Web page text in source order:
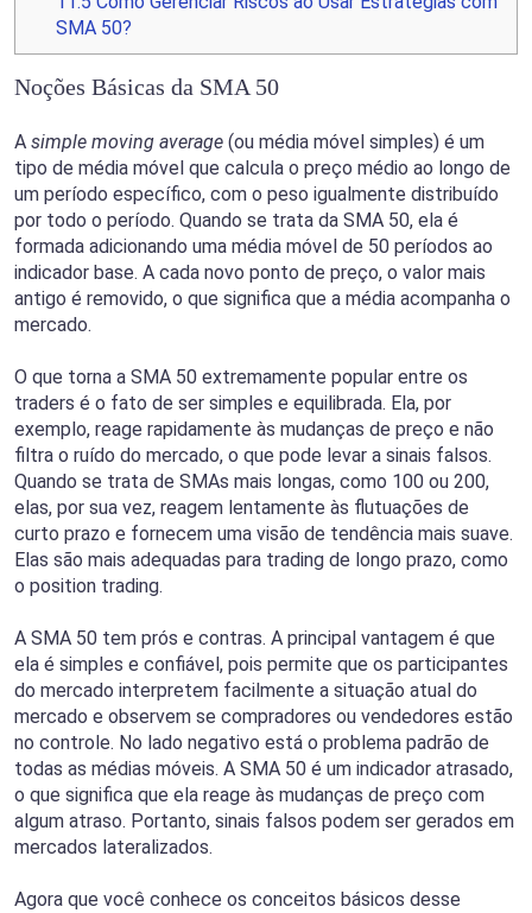
SMA 50?
Noções Básicas da SMA 50
A simple moving average (ou média móvel simples) é um
tipo de média móvel que calcula o preço médio ao longo de
um período específico, com o peso igualmente distribuído
por todo o período. Quando se trata da SMA 50, ela é
formada adicionando uma média móvel de 50 períodos ao
indicador base. A cada novo ponto de preço, o valor mais
antigo é removido, o que significa que a média acompanha o
mercado.
O que torna a SMA 50 extremamente popular entre os
traders é o fato de ser simples e equilibrada. Ela, por
exemplo, reage rapidamente às mudanças de preço e não
filtra o ruído do mercado, o que pode levar a sinais falsos.
Quando se trata de SMAs mais longas, como 100 ou 200,
elas, por sua vez, reagem lentamente às flutuações de
curto prazo e fornecem uma visão de tendência mais suave.
Elas são mais adequadas para trading de longo prazo, como
o position trading.
A SMA 50 tem prós e contras. A principal vantagem é que
ela é simples e confiável, pois permite que os participantes
do mercado interpretem facilmente a situação atual do
mercado e observem se compradores ou vendedores estão
no controle. No lado negativo está o problema padrão de
todas as médias móveis. A SMA 50 é um indicador atrasado,
o que significa que ela reage às mudanças de preço com
algum atraso. Portanto, sinais falsos podem ser gerados em
mercados lateralizados.
Agora que você conhece os conceitos básicos desse